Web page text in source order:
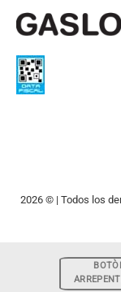
2026 © | Todos los